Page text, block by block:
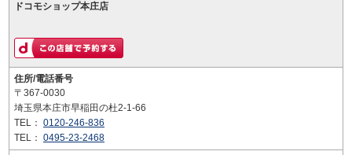
ドコモショップ本庄店
住所/電話番号
〒367-0030
埼玉県本庄市早稲田の杜2-1-66
TEL： 0120-246-836
TEL： 0495-23-2468